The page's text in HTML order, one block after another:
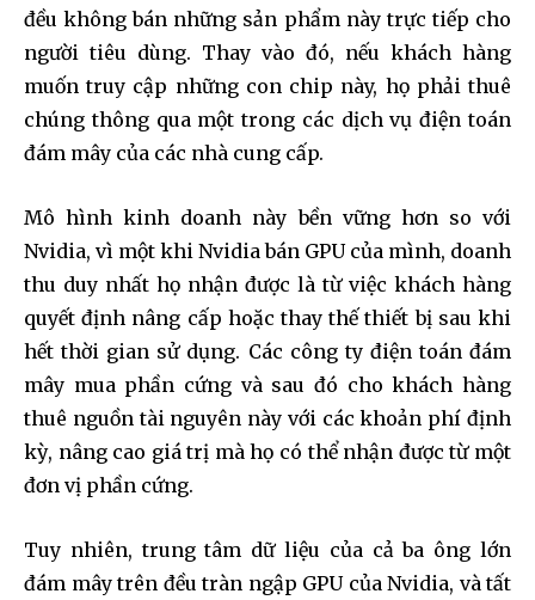
đều không bán những sản phẩm này trực tiếp cho
người tiêu dùng. Thay vào đó, nếu khách hàng
muốn truy cập những con chip này, họ phải thuê
chúng thông qua một trong các dịch vụ điện toán
đám mây của các nhà cung cấp.
Mô hình kinh doanh này bền vững hơn so với
Nvidia, vì một khi Nvidia bán GPU của mình, doanh
thu duy nhất họ nhận được là từ việc khách hàng
quyết định nâng cấp hoặc thay thế thiết bị sau khi
hết thời gian sử dụng. Các công ty điện toán đám
mây mua phần cứng và sau đó cho khách hàng
thuê nguồn tài nguyên này với các khoản phí định
kỳ, nâng cao giá trị mà họ có thể nhận được từ một
đơn vị phần cứng.
Tuy nhiên, trung tâm dữ liệu của cả ba ông lớn
đám mây trên đều tràn ngập GPU của Nvidia, và tất